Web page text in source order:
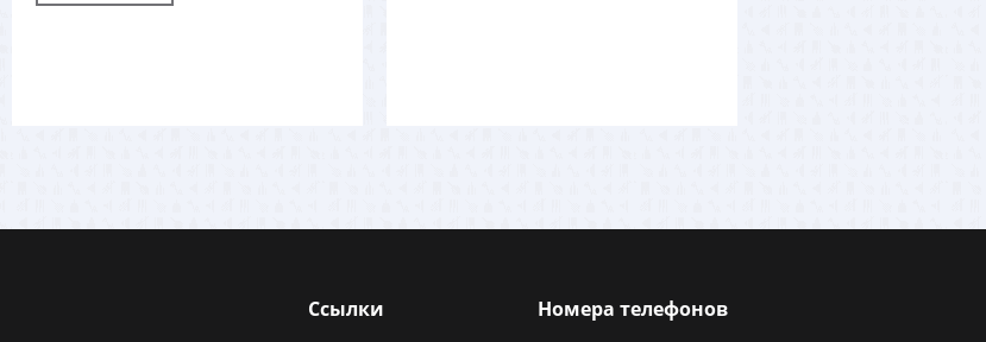
Номера телефонов
Ссылки